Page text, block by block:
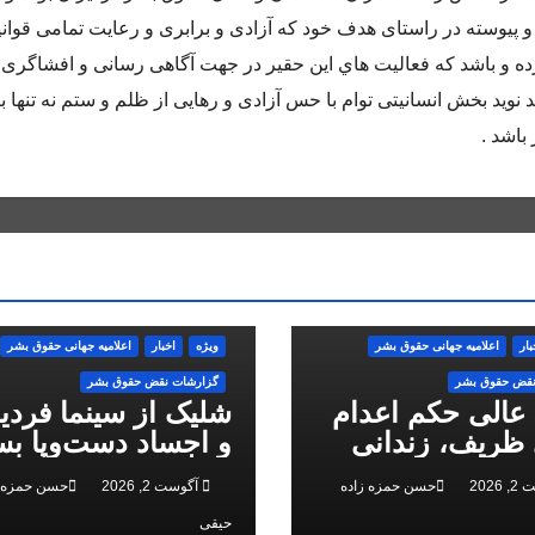
پيوسته در راستاى هدف خود كه آزادى و برابرى و رعايت تمامى
و باشد كه فعاليت هاي اين حقير در جهت آگاهى رسانى و افشاگرى
بخش انسانيتى توام با حس آزادى و رهايى از ظلم و ستم نه تنها
باشد .
اعلاميه جهانی حقوق بشر
حقوق بشر
عالی حکم اعدام
زندانی
ملی، را تایید کرد
حسن حمزه زاده
ویژه اخبار اعلاميه جهانی حقوق بشر
گزارشات نقض حقوق بشر
شلیک از سینما
و اجساد دست‌وپا
سرکوب انقلاب ملی
البرزآگوست 2, 2026 حسن حمزه
حیقی